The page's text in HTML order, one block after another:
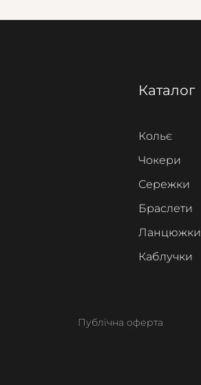
Каталог
Кольє
Чокери
Сережки
Браслети
Ланцюжки
Каблучки
Публічна оферта